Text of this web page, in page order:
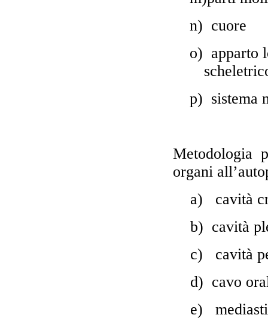
n) cuore
o) apparto
p) sistema
Metodologia
organi
a)
cavità
b) cavità
c)
cavità
d) cavo
e)